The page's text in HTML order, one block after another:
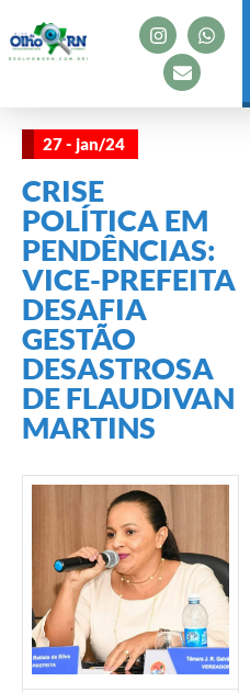
27 - jan/24
CRISE
POLÍTICA EM
PENDÊNCIAS:
VICE-PREFEITA
DESAFIA
GESTÃO
DESASTROSA
DE FLAUDIVAN
MARTINS